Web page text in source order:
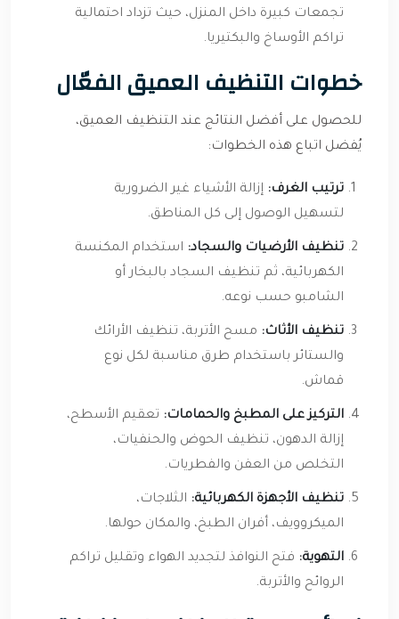
تجمعات كبيرة داخل المنزل، حيث تزداد احتمالية
تراكم الأوساخ والبكتيريا.
خطوات التنظيف العميق الفعّال
للحصول على أفضل النتائج عند التنظيف العميق،
يُفضل اتباع هذه الخطوات:
ترتيب الغرف: إزالة الأشياء غير الضرورية
لتسهيل الوصول إلى كل المناطق.
تنظيف الأرضيات والسجاد: استخدام المكنسة
الكهربائية، ثم تنظيف السجاد بالبخار أو
الشامبو حسب نوعه.
تنظيف الأثاث: مسح الأتربة، تنظيف الأرائك
والستائر باستخدام طرق مناسبة لكل نوع
قماش.
التركيز على المطبخ والحمامات: تعقيم الأسطح،
إزالة الدهون، تنظيف الحوض والحنفيات،
التخلص من العفن والفطريات.
تنظيف الأجهزة الكهربائية: الثلاجات،
الميكروويف، أفران الطبخ، والمكان حولها.
التهوية: فتح النوافذ لتجديد الهواء وتقليل تراكم
الروائح والأتربة.